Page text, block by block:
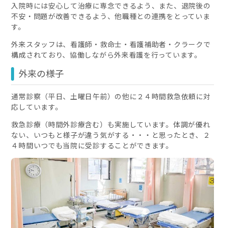
入院時には安心して治療に専念できるよう、また、退院後の
不安・問題が改善できるよう、他職種との連携をとっていま
す。
外来スタッフは、看護師・救命士・看護補助者・クラークで
構成されており、協働しながら外来看護を行っています。
外来の様子
通常診察（平日、土曜日午前）の他に２４時間救急依頼に対
応しています。
救急診療（時間外診療含む）も実施しています。体調が優れ
ない、いつもと様子が違う気がする・・・と思ったとき、２
４時間いつでも当院に受診することができます。